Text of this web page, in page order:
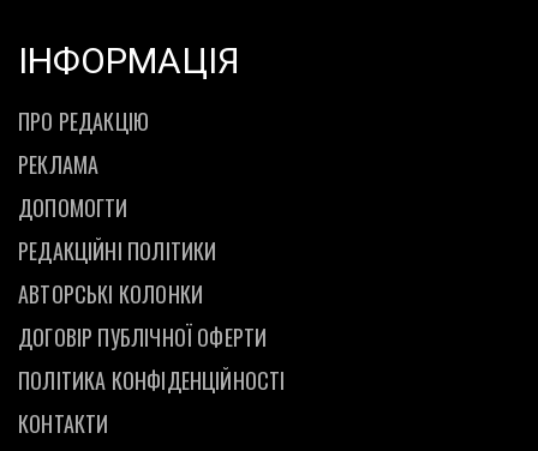
ІНФОРМАЦІЯ
ПРО РЕДАКЦІЮ
РЕКЛАМА
ДОПОМОГТИ
РЕДАКЦІЙНІ ПОЛІТИКИ
АВТОРСЬКІ КОЛОНКИ
ДОГОВІР ПУБЛІЧНОЇ ОФЕРТИ
ПОЛІТИКА КОНФІДЕНЦІЙНОСТІ
КОНТАКТИ